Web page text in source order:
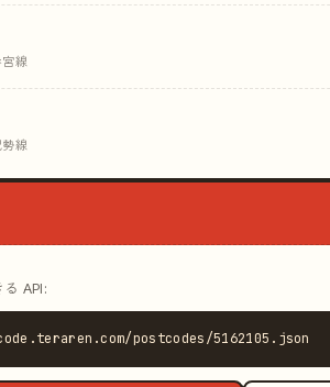
線
線
API:
postcodes/5162105.json